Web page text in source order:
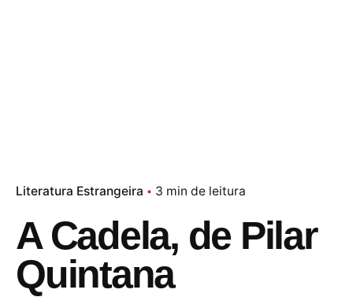
Literatura Estrangeira 3 min de leitura
A Cadela, de Pilar
Quintana